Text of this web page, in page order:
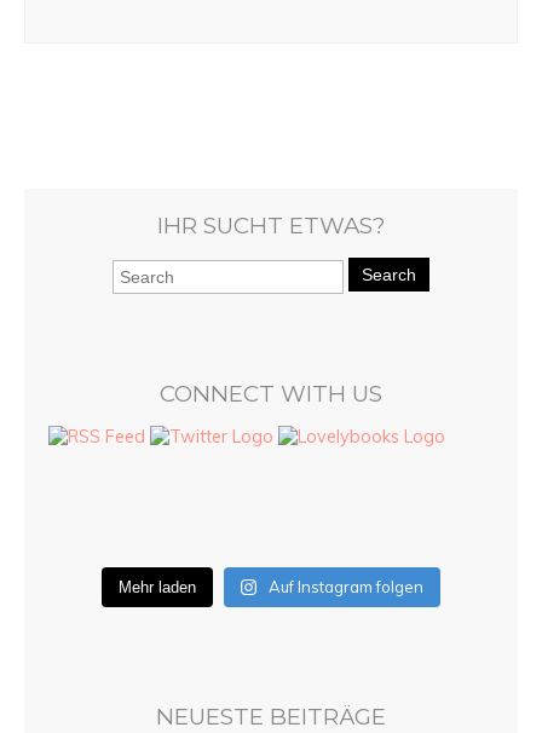
IHR SUCHT ETWAS?
Search
CONNECT WITH US
Mehr laden Auf Instagram folgen
NEUESTE BEITRÄGE